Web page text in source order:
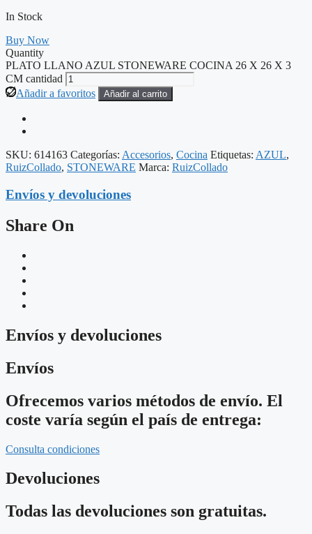
In Stock
Buy Now
Quantity
PLATO LLANO AZUL STONEWARE COCINA 26 X 26 X 3
CM cantidad
Añadir a favoritos
Añadir al carrito
SKU: 614163 Categorías: Accesorios, Cocina Etiquetas: AZUL,
RuizCollado, STONEWARE Marca: RuizCollado
Envíos y devoluciones
Share On
Envíos y devoluciones
Envíos
Ofrecemos varios métodos de envío. El
coste varía según el país de entrega:
Consulta condiciones
Devoluciones
Todas las devoluciones son gratuitas.